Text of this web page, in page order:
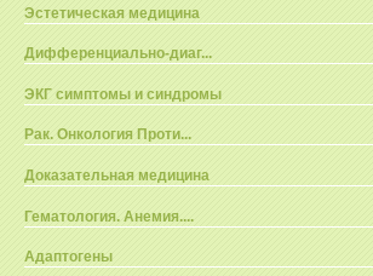
Эстетическая медицина
Дифференциально-диаг...
ЭКГ симптомы и синдромы
Рак. Онкология Проти...
Доказательная медицина
Гематология. Анемия....
Адаптогены